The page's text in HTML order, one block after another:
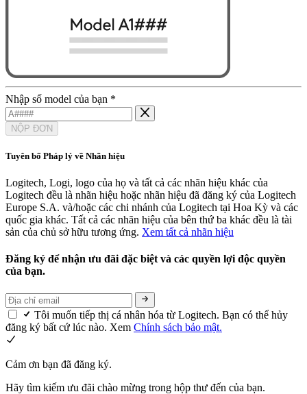
Nhập số model của bạn *
NỘP ĐƠN
Tuyên bố Pháp lý về Nhãn hiệu
Logitech, Logi, logo của họ và tất cả các nhãn hiệu khác của
Logitech đều là nhãn hiệu hoặc nhãn hiệu đã đăng ký của Logitech
Europe S.A. và/hoặc các chi nhánh của Logitech tại Hoa Kỳ và các
quốc gia khác. Tất cả các nhãn hiệu của bên thứ ba khác đều là tài
sản của chủ sở hữu tương ứng. Xem tất cả nhãn hiệu
Đăng ký để nhận ưu đãi đặc biệt và các quyền lợi độc quyền
của bạn.
Tôi muốn tiếp thị cá nhân hóa từ Logitech. Bạn có thể hủy
đăng ký bất cứ lúc nào. Xem Chính sách bảo mật.
Cảm ơn bạn đã đăng ký.
Hãy tìm kiếm ưu đãi chào mừng trong hộp thư đến của bạn.